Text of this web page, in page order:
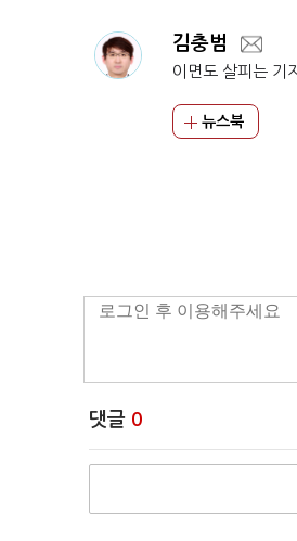
김충범
이면도 살피는 기
뉴스북
댓글 0